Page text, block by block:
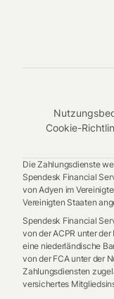
Cookie-
Die Zahlungsdienste
Spendesk Financial
von Adyen im
Vereinigten Staaten
Spendesk Financial
von der ACPR unter
eine niederländische
von der FCA unter der
Zahlungsdiensten
versichertes